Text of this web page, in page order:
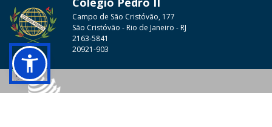
Campo de São Cristóvão, 177
São Cristóvão - Rio de Janeiro - RJ
2163-5841
20921-903